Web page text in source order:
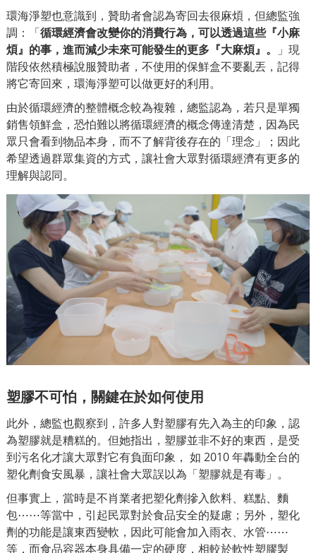
環海淨塑也意識到，贊助者會認為寄回去很麻煩，但總監強
調：
「循環經濟會改變你的消費行為，可以透過這些『小麻
煩』的事，進而減少未來可能發生的更多『大麻煩』。
」 現
階段依然積極說服贊助者，不使用的保鮮盒不要亂丟，記得
將它寄回來，環海淨塑可以做更好的利用。
由於循環經濟的整體概念較為複雜，總監認為，若只是單獨
銷售領鮮盒，恐怕難以將循環經濟的概念傳達清楚，因為民
眾只會看到物品本身，而不了解背後存在的「理念」；因此
希望透過群眾集資的方式，讓社會大眾對循環經濟有更多的
理解與認同。
塑膠不可怕，關鍵在於如何使用
此外，總監也觀察到，許多人對塑膠有先入為主的印象，認
為塑膠就是糟糕的。但她指出，塑膠並非不好的東西，是受
到污名化才讓大眾對它有負面印象， 如 2010 年轟動全台的
塑化劑食安風暴，讓社會大眾誤以為「塑膠就是有毒」。
但事實上，當時是不肖業者把塑化劑摻入飲料、糕點、麵
包⋯⋯等當中，引起民眾對於食品安全的疑慮；另外，塑化
劑的功能是讓東西變軟，因此可能會加入雨衣、水管⋯⋯
等，而食品容器本身具備一定的硬度，相較於軟性塑膠製